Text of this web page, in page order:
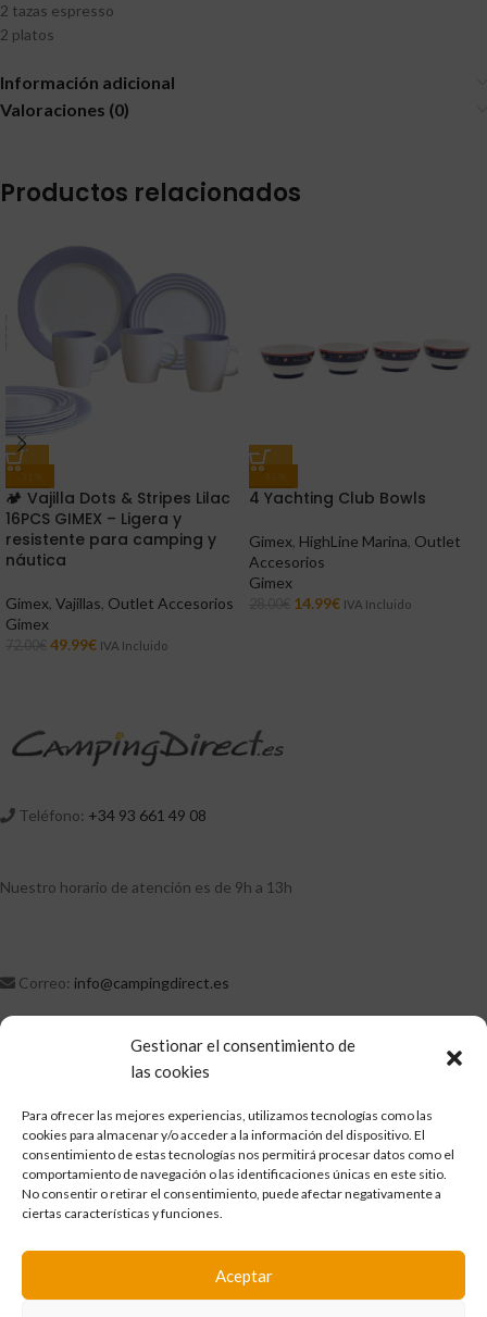
Gestionar el consentimiento de
las cookies
Para ofrecer las mejores experiencias, utilizamos tecnologías como las
cookies para almacenar y/o acceder a la información del dispositivo. El
consentimiento de estas tecnologías nos permitirá procesar datos como el
comportamiento de navegación o las identificaciones únicas en este sitio.
No consentir o retirar el consentimiento, puede afectar negativamente a
ciertas características y funciones.
Aceptar
2 tazas espresso
2 platos
Información adicional
Valoraciones (0)
Productos relacionados
🏕️ Vajilla Dots & Stripes Lilac
16PCS GIMEX – Ligera y
resistente para camping y
náutica
Gimex, Vajillas, Outlet Accesorios
Gimex
49.99€ IVA Incluido
4 Yachting Club Bowls
Gimex, HighLine Marina, Outlet
Accesorios
Gimex
14.99€ IVA Incluido
Teléfono: +34 93 661 49 08
Nuestro horario de atención es de 9h a 13h
Correo: info@campingdirect.es
Contacto
Política de Privacidad
Condiciones de Venta